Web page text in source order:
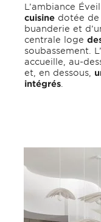
L’ambiance
cuisine dotée de
buanderie et
centrale loge
soubassement.
accueille, au-
et, en dessous,
intégrés